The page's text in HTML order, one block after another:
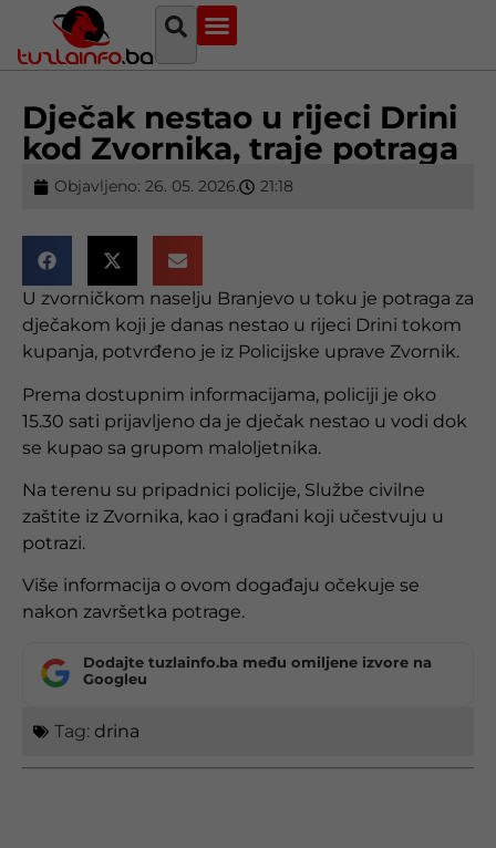
Dječak nestao u rijeci Drini
kod Zvornika, traje potraga
Objavljeno: 26. 05. 2026. 21:18
U zvorničkom naselju Branjevo u toku je potraga za
dječakom koji je danas nestao u rijeci Drini tokom
kupanja, potvrđeno je iz Policijske uprave Zvornik.
Prema dostupnim informacijama, policiji je oko
15.30 sati prijavljeno da je dječak nestao u vodi dok
se kupao sa grupom maloljetnika.
Na terenu su pripadnici policije, Službe civilne
zaštite iz Zvornika, kao i građani koji učestvuju u
potrazi.
Više informacija o ovom događaju očekuje se
nakon završetka potrage.
Dodajte tuzlainfo.ba među omiljene izvore na
Googleu
Tag: drina